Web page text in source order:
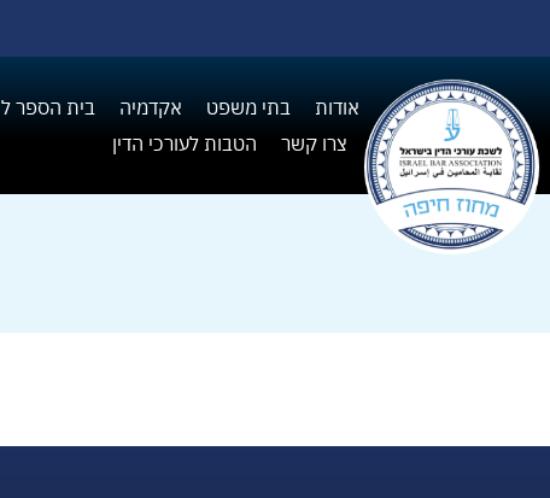
אודות בתי משפט אקדמיה בית הספר ל AI
צרו קשר
הטבות לעורכי הדין